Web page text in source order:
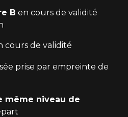
B en cours de validité
cours de validité
prise par empreinte de
même niveau de